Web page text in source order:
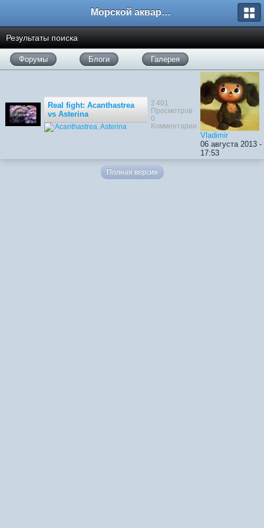
Морской аквариум. Форумы ReefCentral.ru
Результаты поиска
Форумы Блоги Галерея
Real fight: Acanthastrea
vs Asterina
Acanthastrea Asterina
2 401
Просмотров
0
Комментарии
Vladimir
06 августа 2013 -
17:53
Полная версия